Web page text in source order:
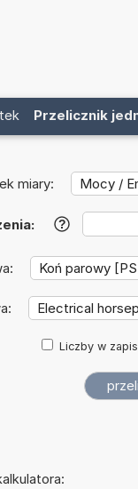
Przelicznik
miary:
?
Liczby w